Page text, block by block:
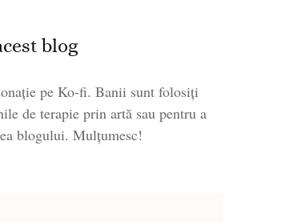
blog
pe Ko-fi. Banii sunt folosiți
de terapie prin artă sau pentru a
blogului. Mulțumesc!